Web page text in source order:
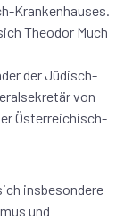
Krankenhauses.
Theodor Much
der Jüdisch-
von
Österreichisch-
insbesondere
und